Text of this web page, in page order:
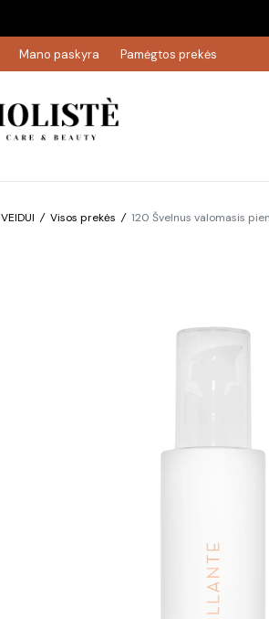
Mano paskyra Pamėgtos prekės
VEIDUI / Visos prekės / 120 Švelnus valomasis